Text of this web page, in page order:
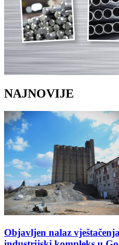
NAJNOVIJE
Objavljen nalaz